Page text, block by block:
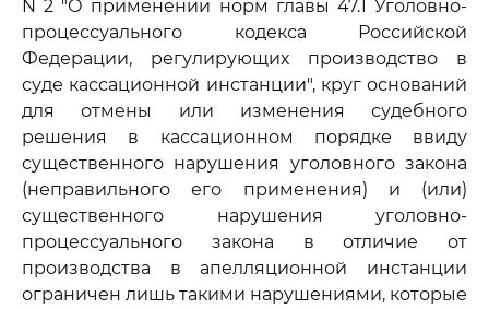
N 2 "О применении норм главы 47.1 Уголовно-
процессуального кодекса Российской
Федерации, регулирующих производство в
суде кассационной инстанции", круг оснований
для отмены или изменения судебного
решения в кассационном порядке ввиду
существенного нарушения уголовного закона
(неправильного его применения) и (или)
существенного нарушения уголовно-
процессуального закона в отличие от
производства в апелляционной инстанции
ограничен лишь такими нарушениями, которые